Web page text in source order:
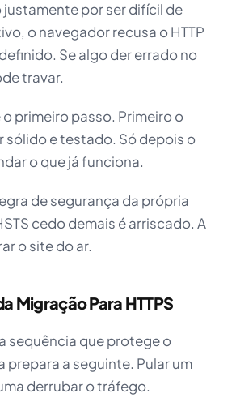
justamente por ser difícil de
o navegador recusa o HTTP
Se algo der errado no
travar.
o primeiro passo. Primeiro o
sólido e testado. Só depois o
o que já funciona.
de segurança da própria
cedo demais é arriscado. A
o site do ar.
Migração Para HTTPS
sequência que protege o
prepara a seguinte. Pular um
derrubar o tráfego.